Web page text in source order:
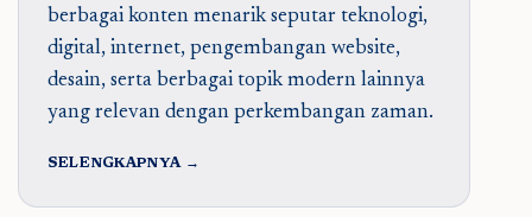
berbagai konten menarik seputar teknologi,
digital, internet, pengembangan website,
desain, serta berbagai topik modern lainnya
yang relevan dengan perkembangan zaman.
SELENGKAPNYA →